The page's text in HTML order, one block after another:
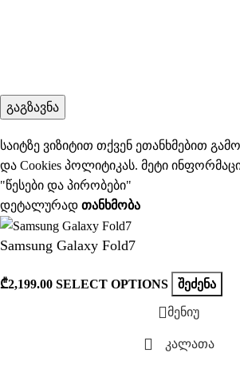
საიტზე ვიზიტით თქვენ ეთანხმებით
და Cookies პოლიტიკას. მეტი
"წესები და პირობები"
დეტალურად ᲗᲐᲜᲮᲛᲝᲑᲐ
Samsung Galaxy Fold7
₾2,199.00 SELECT OPTIONS ᲨᲔᲫᲔᲜᲐ
მენიუ
კალათა